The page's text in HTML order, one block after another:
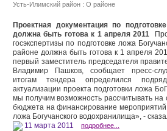
Усть-Илимский район : О районе
Проектная документация по
должна быть готова к 1 апреля 2011
госэкспертизы по подготовке ложа
районе должна быть готова к 1 апреля
первый заместитель председателя
Владимир Пашков, сообщает пресс-
итогам тендера определился
актуализации проекта подготовки ложа
мы получим возможность рассчитывать на
бюджета на финансирование
ложа Богучанского водохранилища», -
11 марта 2011 подробнее...